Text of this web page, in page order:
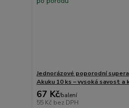
Jednorázové poporodní
Akuku 10 ks – vysoká savost
67 Kč/balení
55 Kč bez DPH